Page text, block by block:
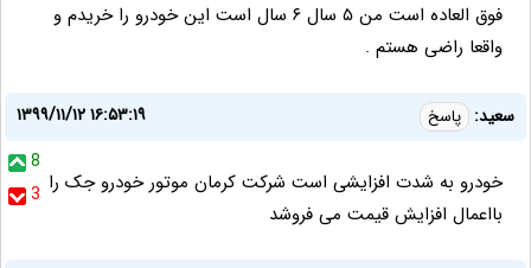
فوق العاده است من ۵ سال ۶ سال است این خودرو را خریدم و
واقعا راضی هستم .
سعید: پاسخ
۱۳۹۹/۱۱/۱۲ ۱۶:۵۳:۱۹
8
3 خودرو به شدت افزایشی است شرکت کرمان موتور خودرو جک را
بااعمال افزایش قیمت می فروشد